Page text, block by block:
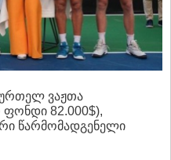
ვაჟთა
ფონდი 82.000$),
წარმომადგენელი